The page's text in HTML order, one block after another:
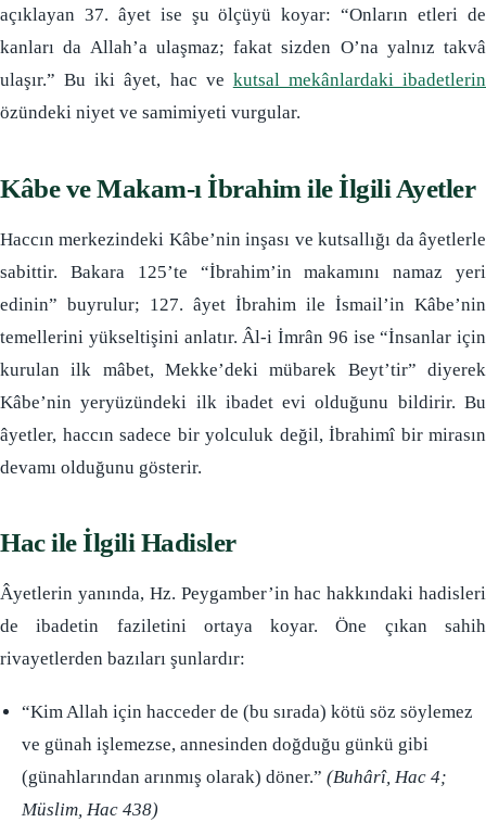
açıklayan 37. âyet ise şu ölçüyü koyar: “Onların etleri de
kanları da Allah’a ulaşmaz; fakat sizden O’na yalnız takvâ
ulaşır.” Bu iki âyet, hac ve kutsal mekânlardaki ibadetlerin
özündeki niyet ve samimiyeti vurgular.
Kâbe ve Makam-ı İbrahim ile İlgili Ayetler
Haccın merkezindeki Kâbe’nin inşası ve kutsallığı da âyetlerle
sabittir. Bakara 125’te “İbrahim’in makamını namaz yeri
edinin” buyrulur; 127. âyet İbrahim ile İsmail’in Kâbe’nin
temellerini yükseltişini anlatır. Âl-i İmrân 96 ise “İnsanlar için
kurulan ilk mâbet, Mekke’deki mübarek Beyt’tir” diyerek
Kâbe’nin yeryüzündeki ilk ibadet evi olduğunu bildirir. Bu
âyetler, haccın sadece bir yolculuk değil, İbrahimî bir mirasın
devamı olduğunu gösterir.
Hac ile İlgili Hadisler
Âyetlerin yanında, Hz. Peygamber’in hac hakkındaki hadisleri
de ibadetin faziletini ortaya koyar. Öne çıkan sahih
rivayetlerden bazıları şunlardır:
“Kim Allah için hacceder de (bu sırada) kötü söz söylemez
ve günah işlemezse, annesinden doğduğu günkü gibi
(günahlarından arınmış olarak) döner.” (Buhârî, Hac 4;
Müslim, Hac 438)